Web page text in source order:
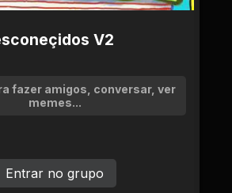
V2
fazer amigos, conversar, ver
memes...
Entrar no grupo